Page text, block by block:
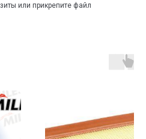
или прикрепите файл